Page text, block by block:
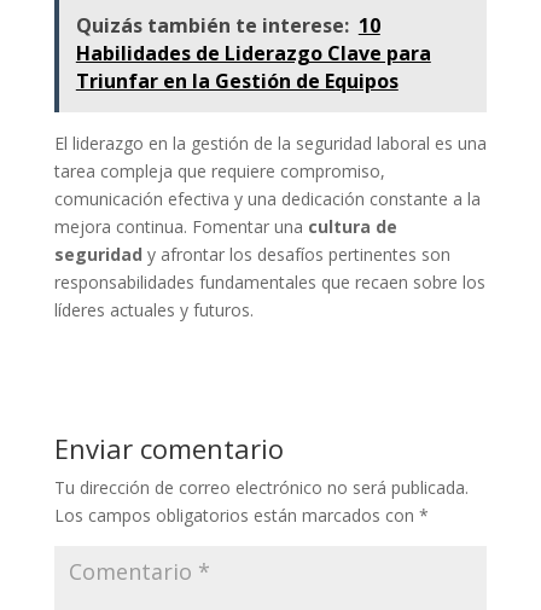
Quizás también te interese: 10
Habilidades de Liderazgo Clave para
Triunfar en la Gestión de Equipos
El liderazgo en la gestión de la seguridad laboral es una
tarea compleja que requiere compromiso,
comunicación efectiva y una dedicación constante a la
mejora continua. Fomentar una cultura de
seguridad y afrontar los desafíos pertinentes son
responsabilidades fundamentales que recaen sobre los
líderes actuales y futuros.
Enviar comentario
Tu dirección de correo electrónico no será publicada.
Los campos obligatorios están marcados con *